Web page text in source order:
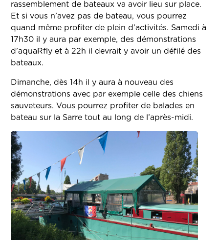
rassemblement de bateaux va avoir lieu sur place.
Et si vous n’avez pas de bateau, vous pourrez
quand même profiter de plein d’activités. Samedi à
17h30 il y aura par exemple, des démonstrations
d’aquaRfly et à 22h il devrait y avoir un défilé des
bateaux.
Dimanche, dès 14h il y aura à nouveau des
démonstrations avec par exemple celle des chiens
sauveteurs. Vous pourrez profiter de balades en
bateau sur la Sarre tout au long de l’après-midi.